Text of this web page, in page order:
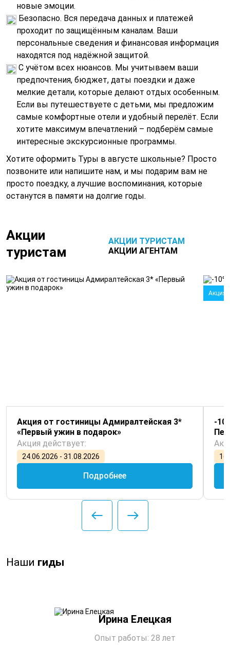
новые эмоции.
Безопасно. Вся передача данных и платежей
проходит по защищённым каналам. Ваши
персональные сведения и финансовая информация
находятся под надёжной защитой.
С учётом всех нюансов. Мы учитываем ваши
предпочтения, бюджет, даты поездки и даже
мелкие детали, которые делают отдых особенным.
Если вы путешествуете с детьми, мы предложим
самые комфортные отели и удобный перелёт. Если
хотите максимум впечатлений – подберём самые
интересные экскурсионные программы.
Хотите оформить Туры в августе школьные? Просто
позвоните или напишите нам, и мы подарим вам не
просто поездку, а лучшие воспоминания, которые
останутся в памяти на долгие годы.
Акции
туристам
АКЦИИ ТУРИСТАМ
АКЦИИ АГЕНТАМ
Акция от гостиницы Адмиралтейская 3*
«Первый ужин в подарок»
Акция действует:
24.06.2026 - 31.08.2026
Подробнее
Акция
-
Наши гиды
Ирина Елецкая
Опыт работы: 28 лет